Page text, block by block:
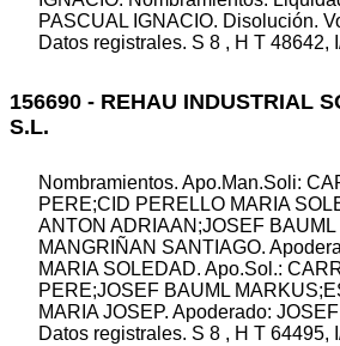
PASCUAL IGNACIO. Disolución.
Datos registrales. S 8 , H T 48642,
156690 - REHAU INDUSTRIAL
S.L.
Nombramientos. Apo.Man.Soli:
PERE;CID PERELLO MARIA
ANTON ADRIAAN;JOSEF
MANGRIÑAN SANTIAGO.
MARIA SOLEDAD. Apo.Sol.:
PERE;JOSEF BAUML
MARIA JOSEP. Apoderado:
Datos registrales. S 8 , H T 64495,